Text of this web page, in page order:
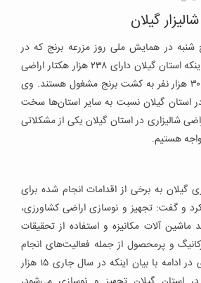
شنبه در همایش ملی روز مزرعه برنج که در
رشت برگزار شد با اشاره به اینکه استان گیلان دارای ۲۳۸ هزار هکتار اراضی
شالیزاری است، اظهار کرد: ۳۰۰ هزار نفر به کشت برنج مشغول هستند. وی
در استان گیلان نسبت به سایر استان‌ها سخت
شالیزاری در استان گیلان یکی از مشکلاتی
هستیم.
گیلان به برخی از اقدامات انجام شده برای
و گفت: تجهیز و نوسازی اراضی کشاورزی،
آلات مکانیزه و استفاده از تحقیقات
و پرمحصول از جمله فعالیت‌های انجام
شده در این حوزه است. وی در ادامه با بیان اینکه در سال جاری ۱۵ هزار